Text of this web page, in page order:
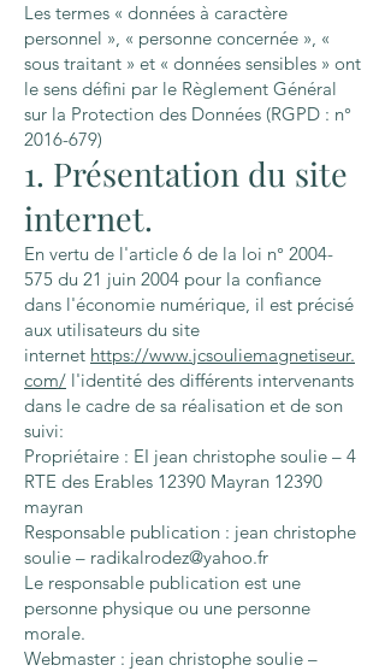
Les termes « données à caractère
personnel », « personne concernée », «
sous traitant » et « données sensibles » ont
le sens défini par le Règlement Général
sur la Protection des Données (RGPD : n°
2016-679)
1. Présentation du site
internet.
En vertu de l'article 6 de la loi n° 2004-
575 du 21 juin 2004 pour la confiance
dans l'économie numérique, il est précisé
aux utilisateurs du site
internet https://www.jcsouliemagnetiseur.
com/ l'identité des différents intervenants
dans le cadre de sa réalisation et de son
suivi:
Propriétaire : EI jean christophe soulie – 4
RTE des Erables 12390 Mayran 12390
mayran
Responsable publication : jean christophe
soulie – radikalrodez@yahoo.fr
Le responsable publication est une
personne physique ou une personne
morale.
Webmaster : jean christophe soulie –